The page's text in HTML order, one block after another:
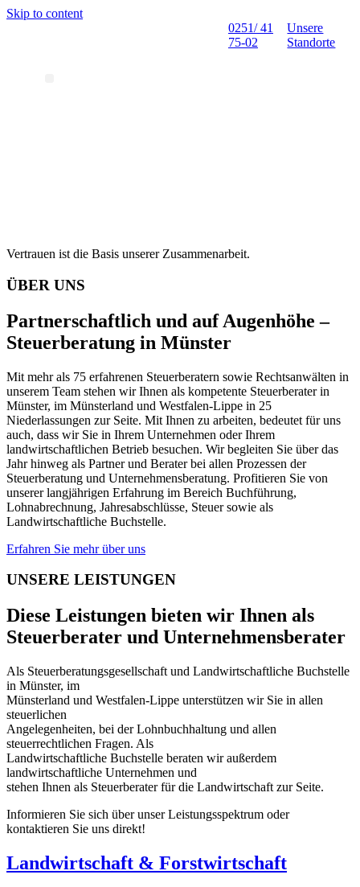
Skip to content
0251/ 41
75-02
Unsere
Standorte
Vertrauen ist die Basis unserer Zusammenarbeit.
ÜBER UNS
Partnerschaftlich und auf Augenhöhe –
Steuerberatung in Münster
Mit mehr als 75 erfahrenen Steuerberatern sowie Rechtsanwälten in
unserem Team stehen wir Ihnen als kompetente Steuerberater in
Münster, im Münsterland und Westfalen-Lippe in 25
Niederlassungen zur Seite. Mit Ihnen zu arbeiten, bedeutet für uns
auch, dass wir Sie in Ihrem Unternehmen oder Ihrem
landwirtschaftlichen Betrieb besuchen. Wir begleiten Sie über das
Jahr hinweg als Partner und Berater bei allen Prozessen der
Steuerberatung und Unternehmensberatung. Profitieren Sie von
unserer langjährigen Erfahrung im Bereich Buchführung,
Lohnabrechnung, Jahresabschlüsse, Steuer sowie als
Landwirtschaftliche Buchstelle.
Erfahren Sie mehr über uns
UNSERE LEISTUNGEN
Diese Leistungen bieten wir Ihnen als
Steuerberater und Unternehmensberater
Als Steuerberatungsgesellschaft und Landwirtschaftliche Buchstelle
in Münster, im
Münsterland und Westfalen-Lippe unterstützen wir Sie in allen
steuerlichen
Angelegenheiten, bei der Lohnbuchhaltung und allen
steuerrechtlichen Fragen. Als
Landwirtschaftliche Buchstelle beraten wir außerdem
landwirtschaftliche Unternehmen und
stehen Ihnen als Steuerberater für die Landwirtschaft zur Seite.
Informieren Sie sich über unser Leistungsspektrum oder
kontaktieren Sie uns direkt!
Landwirtschaft & Forstwirtschaft